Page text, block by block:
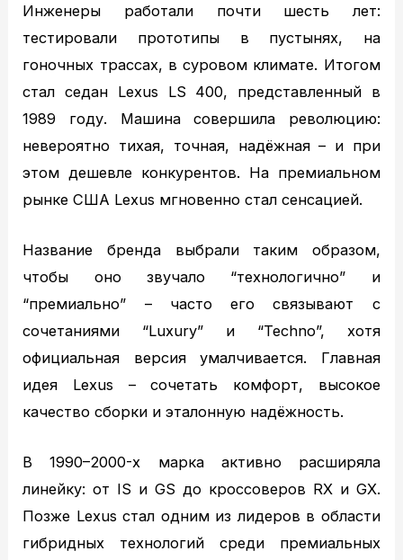
Кузовной ремонт
Кузовной ремонт
Полировка кузова
Покраска
Полезное
Примеры работ
Видео отзывы
Вопрос – ответ
Контакты
Инженеры работали почти шесть лет:
тестировали прототипы в пустынях, на
гоночных трассах, в суровом климате. Итогом
стал седан Lexus LS 400, представленный в
1989 году. Машина совершила революцию:
невероятно тихая, точная, надёжная – и при
этом дешевле конкурентов. На премиальном
рынке США Lexus мгновенно стал сенсацией.
Название бренда выбрали таким образом,
чтобы оно звучало “технологично” и
“премиально” – часто его связывают с
сочетаниями “Luxury” и “Techno”, хотя
официальная версия умалчивается. Главная
идея Lexus – сочетать комфорт, высокое
качество сборки и эталонную надёжность.
В 1990–2000-х марка активно расширяла
линейку: от IS и GS до кроссоверов RX и GX.
Позже Lexus стал одним из лидеров в области
гибридных технологий среди премиальных